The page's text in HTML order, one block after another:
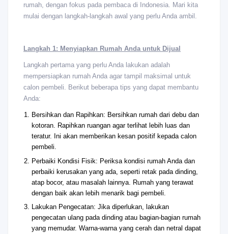
rumah, dengan fokus pada pembaca di Indonesia. Mari kita
mulai dengan langkah-langkah awal yang perlu Anda ambil.
Langkah 1: Menyiapkan Rumah Anda untuk Dijual
Langkah pertama yang perlu Anda lakukan adalah
mempersiapkan rumah Anda agar tampil maksimal untuk
calon pembeli. Berikut beberapa tips yang dapat membantu
Anda:
Bersihkan dan Rapihkan: Bersihkan rumah dari debu dan
kotoran. Rapihkan ruangan agar terlihat lebih luas dan
teratur. Ini akan memberikan kesan positif kepada calon
pembeli.
Perbaiki Kondisi Fisik: Periksa kondisi rumah Anda dan
perbaiki kerusakan yang ada, seperti retak pada dinding,
atap bocor, atau masalah lainnya. Rumah yang terawat
dengan baik akan lebih menarik bagi pembeli.
Lakukan Pengecatan: Jika diperlukan, lakukan
pengecatan ulang pada dinding atau bagian-bagian rumah
yang memudar. Warna-warna yang cerah dan netral dapat